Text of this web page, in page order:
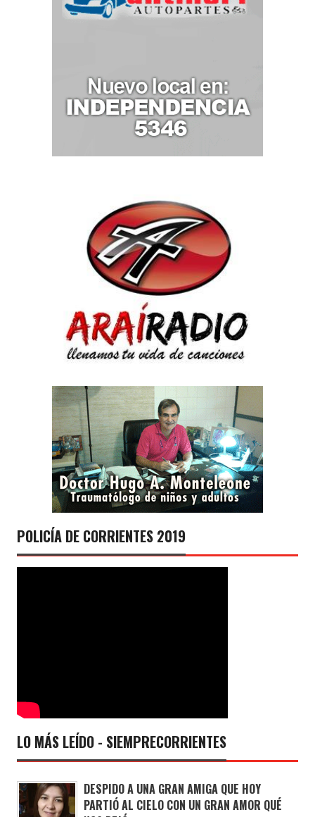
POLICÍA DE CORRIENTES 2019
LO MÁS LEÍDO - SIEMPRECORRIENTES
DESPIDO A UNA GRAN AMIGA QUE HOY
PARTIÓ AL CIELO CON UN GRAN AMOR QUÉ